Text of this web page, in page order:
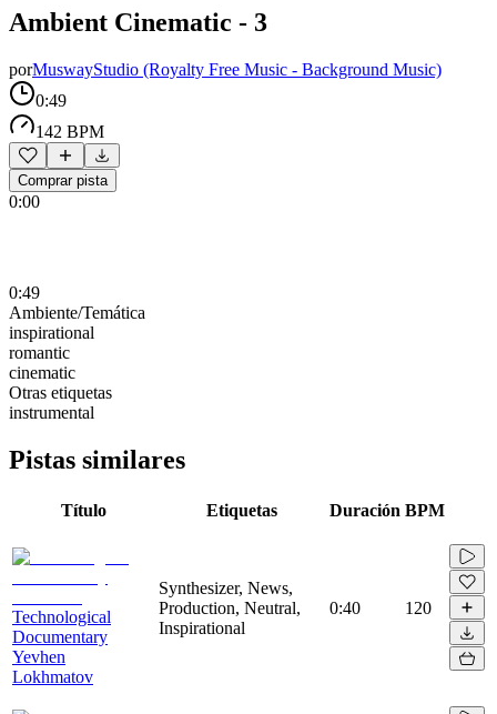
Ambient Cinematic - 3
porMuswayStudio (Royalty Free Music - Background Music)
0:49
142 BPM
Comprar pista
0:00
0:49
Ambiente/Temática
inspirational
romantic
cinematic
Otras etiquetas
instrumental
Pistas similares
Título Etiquetas Duración BPM
Technological
Documentary
Yevhen
Lokhmatov
Synthesizer, News,
Production, Neutral,
Inspirational
0:40 120